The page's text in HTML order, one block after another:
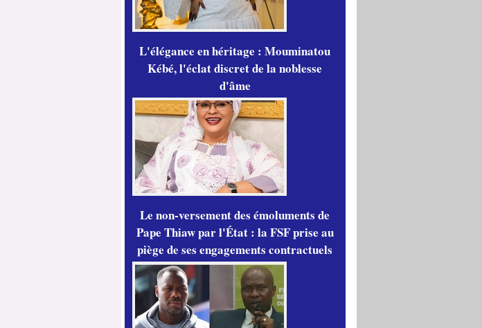
L'élégance en héritage : Mouminatou
Kébé, l'éclat discret de la noblesse
d'âme
Le non-versement des émoluments de
Pape Thiaw par l'État : la FSF prise au
piège de ses engagements contractuels